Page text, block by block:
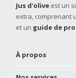
Jus d'olive est un
extra, comprenant
et un guide de
À propos